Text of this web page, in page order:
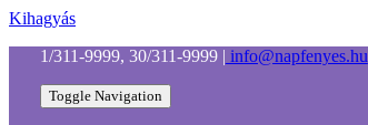
Kihagyás
1/311-9999, 30/311-9999 | info@napfenyes.hu
Toggle Navigation